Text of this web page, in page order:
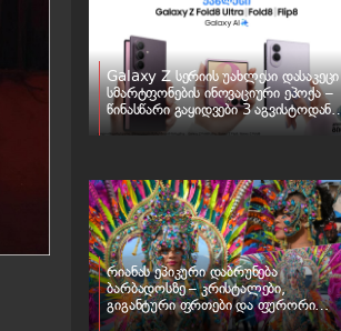
Galaxy Z სერიის უახლესი დასაკეცი
სმარტფონების ინოვაციური ეპოქა –
წინასწარი გაყიდვები 3 აგვისტოდან
იწყება
რიანას ეპიკური დაბრუნება
ბარბადოსზე – კრისტალები,
გიგანტური ფრთები და ფურორი
კარნავალზე